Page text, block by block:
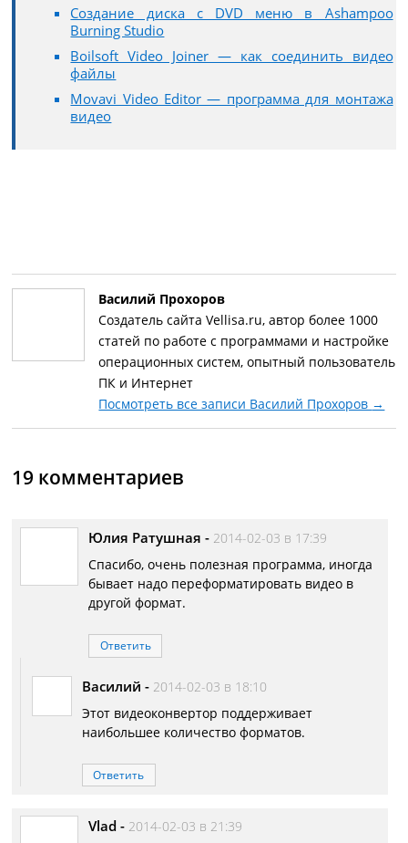
Создание диска с DVD меню в Ashampoo
Burning Studio
Boilsoft Video Joiner — как соединить видео
файлы
Movavi Video Editor — программа для монтажа
видео
Василий Прохоров
Создатель сайта Vellisa.ru, автор более 1000
статей по работе с программами и настройке
операционных систем, опытный пользователь
ПК и Интернет
Посмотреть все записи Василий Прохоров →
19 комментариев
Юлия Ратушная - 2014-02-03 в 17:39
Спасибо, очень полезная программа, иногда
бывает надо переформатировать видео в
другой формат.
Ответить
Василий - 2014-02-03 в 18:10
Этот видеоконвертор поддерживает
наибольшее количество форматов.
Ответить
Vlad - 2014-02-03 в 21:39